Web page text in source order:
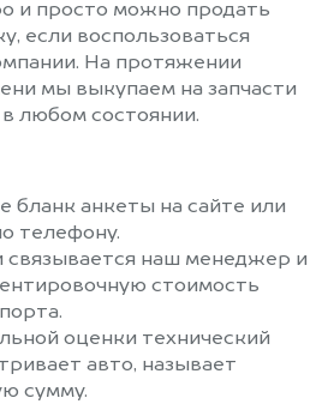
и просто можно продать
если воспользоваться
На протяжении
мы выкупаем на запчасти
любом состоянии.
бланк анкеты на сайте или
телефону.
связывается наш менеджер и
стоимость
оценки технический
авто, называет
сумму.